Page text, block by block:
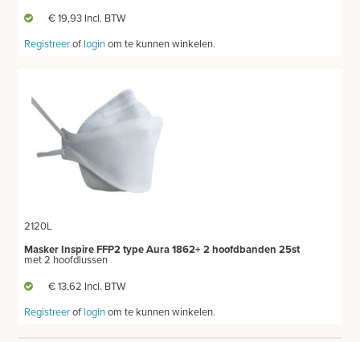
APPARATUUR EN DIAGNOSE
MEUBILAIR - INSTALLATIEMATERIAAL
INSTRUMENTEN - INOX GERIEF
TWEEDEHANDS - LIQUIDATIE
€ 19,93 Incl. BTW
Registreerof loginom te kunnen winkelen.
2120L
Masker Inspire FFP2 type Aura 1862+ 2 hoofdbanden 25st
met 2 hoofdlussen
€ 13,62 Incl. BTW
Registreerof loginom te kunnen winkelen.